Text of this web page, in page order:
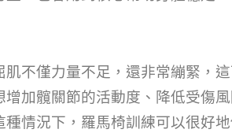
不僅力量不足，還非常繃緊，
增加髖關節的活動度、降低受傷
情況下，羅馬椅訓練可以很好